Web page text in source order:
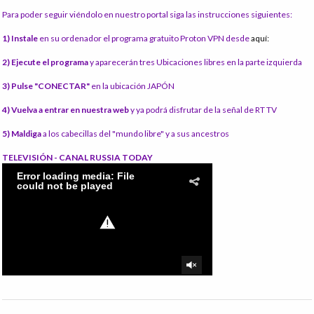
Para poder seguir viéndolo en nuestro portal siga las instrucciones siguientes:
1) Instale en su ordenador el programa gratuito Proton VPN desdeaquí:
2) Ejecute el programay aparecerán tres Ubicaciones libres en la parte izquierda
3) Pulse "CONECTAR" en la ubicación JAPÓN
4) Vuelva a entrar en nuestra weby ya podrá disfrutar de la señal de RT TV
5) Maldigaa los cabecillas del "mundo libre" y a sus ancestros
TELEVISIÓN - CANAL RUSSIA TODAY